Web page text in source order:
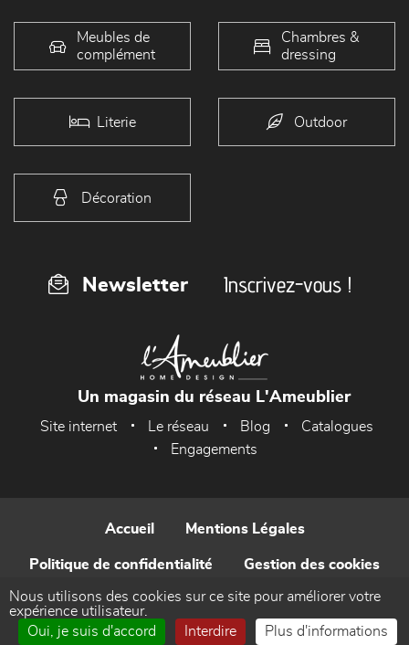
Meubles de
complément
Chambres &
dressing
Literie Outdoor
Décoration
Newsletter Inscrivez-vous !
Un magasin du réseau L'Ameublier
Site internet Le réseau Blog
Catalogues
Engagements
Accueil Mentions Légales
Politique de confidentialité Gestion des cookies
Contact
Nous utilisons des cookies sur ce site pour améliorer votre
expérience utilisateur.
Oui, je suis d'accord
Interdire Plus d'informations